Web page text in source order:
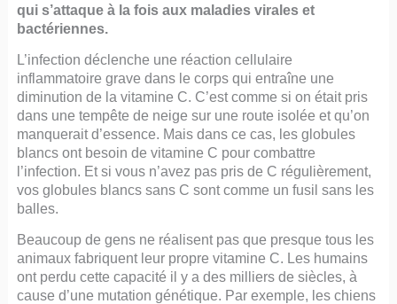
qui s’attaque à la fois aux maladies virales et
bactériennes.
L’infection déclenche une réaction cellulaire
inflammatoire grave dans le corps qui entraîne une
diminution de la vitamine C. C’est comme si on était pris
dans une tempête de neige sur une route isolée et qu’on
manquerait d’essence. Mais dans ce cas, les globules
blancs ont besoin de vitamine C pour combattre
l’infection. Et si vous n’avez pas pris de C régulièrement,
vos globules blancs sans C sont comme un fusil sans les
balles.
Beaucoup de gens ne réalisent pas que presque tous les
animaux fabriquent leur propre vitamine C. Les humains
ont perdu cette capacité il y a des milliers de siècles, à
cause d’une mutation génétique. Par exemple, les chiens